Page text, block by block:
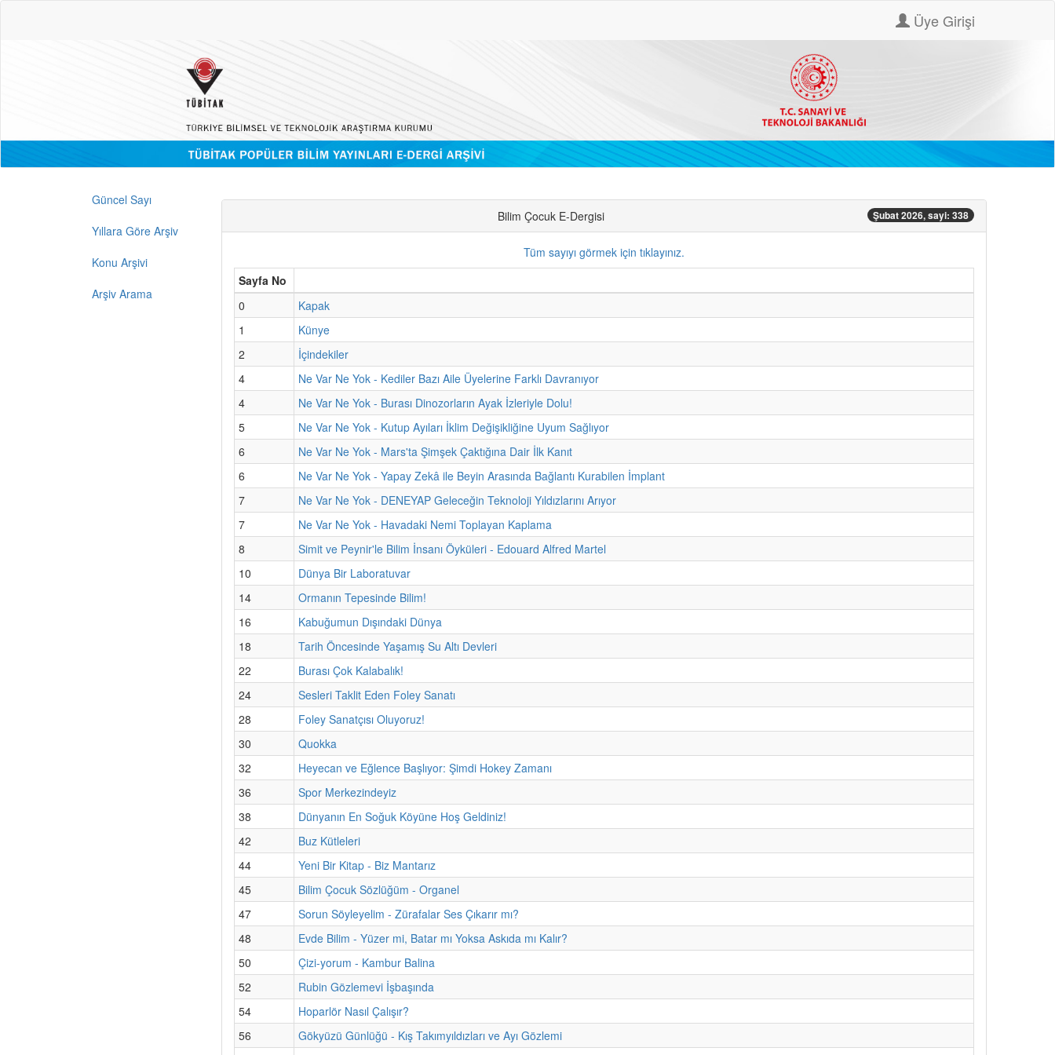
Üye Girişi
Güncel Sayı
Yıllara Göre Arşiv
Konu Arşivi
Arşiv Arama
Bilim Çocuk E-Dergisi Şubat 2026, sayi: 338
Tüm sayıyı görmek için tıklayınız.
Sayfa No
0
Kapak
1
Künye
2
İçindekiler
4
Ne Var Ne Yok - Kediler Bazı Aile Üyelerine Farklı Davranıyor
4
Ne Var Ne Yok - Burası Dinozorların Ayak İzleriyle Dolu!
5
Ne Var Ne Yok - Kutup Ayıları İklim Değişikliğine Uyum Sağlıyor
6
Ne Var Ne Yok - Mars'ta Şimşek Çaktığına Dair İlk Kanıt
6
Ne Var Ne Yok - Yapay Zekâ ile Beyin Arasında Bağlantı Kurabilen İmplant
7
Ne Var Ne Yok - DENEYAP Geleceğin Teknoloji Yıldızlarını Arıyor
7
Ne Var Ne Yok - Havadaki Nemi Toplayan Kaplama
8
Simit ve Peynir'le Bilim İnsanı Öyküleri - Edouard Alfred Martel
10
Dünya Bir Laboratuvar
14
Ormanın Tepesinde Bilim!
16
Kabuğumun Dışındaki Dünya
18
Tarih Öncesinde Yaşamış Su Altı Devleri
22
Burası Çok Kalabalık!
24
Sesleri Taklit Eden Foley Sanatı
28
Foley Sanatçısı Oluyoruz!
30
Quokka
32
Heyecan ve Eğlence Başlıyor: Şimdi Hokey Zamanı
36
Spor Merkezindeyiz
38
Dünyanın En Soğuk Köyüne Hoş Geldiniz!
42
Buz Kütleleri
44
Yeni Bir Kitap - Biz Mantarız
45
Bilim Çocuk Sözlüğüm - Organel
47
Sorun Söyleyelim - Zürafalar Ses Çıkarır mı?
48
Evde Bilim - Yüzer mi, Batar mı Yoksa Askıda mı Kalır?
50
Çizi-yorum - Kambur Balina
52
Rubin Gözlemevi İşbaşında
54
Hoparlör Nasıl Çalışır?
56
Gökyüzü Günlüğü - Kış Takımyıldızları ve Ayı Gözlemi